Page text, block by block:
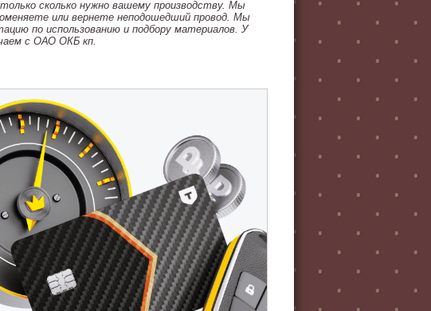
сколько нужно вашему производству. Мы
или вернете неподошедший провод. Мы
по использованию и подбору материалов. У
с ОАО ОКБ кп.